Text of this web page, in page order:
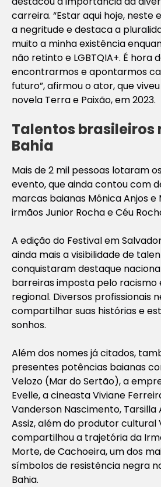
carreira. “Estar aqui hoje, neste
a negritude e destaca a
muito a minha existência
não retinto e LGBTQIA+. É hora
encontrarmos e apontarmos
futuro”, afirmou o ator, que
novela Terra e Paixão, em 2023.
Talentos brasileiros
Bahia
Mais de 2 mil pessoas lotaram
evento, que ainda contou com
marcas baianas Mônica Anjos e
irmãos Junior Rocha e Céu
A edição do Festival em
ainda mais a visibilidade de
conquistaram destaque
barreiras imposta pelo
regional. Diversos profissionais
compartilhar suas histórias e
sonhos.
Além dos nomes já citados,
presentes potências baianas
Velozo (Mar do Sertão), a
Evelle, a cineasta Viviane
Vanderson Nascimento, Tarsilla
Assiz, além do produtor cultural
compartilhou a trajetória da
Morte, de Cachoeira, um dos
símbolos de resistência negra
Bahia.